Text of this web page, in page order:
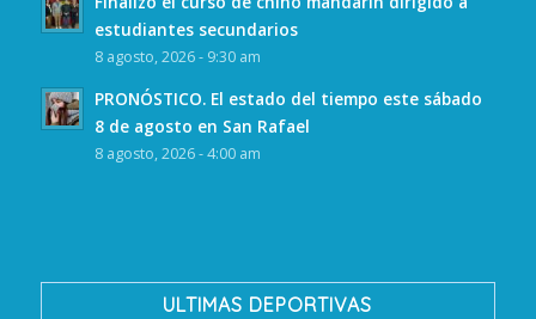
estudiantes secundarios
8 agosto, 2026 - 9:30 am
PRONÓSTICO. El estado del tiempo este sábado
8 de agosto en San Rafael
8 agosto, 2026 - 4:00 am
ULTIMAS DEPORTIVAS